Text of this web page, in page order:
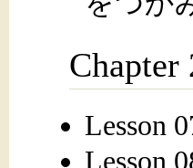
Lesson
Lesson